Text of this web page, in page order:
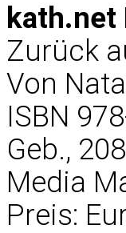
Zurück
Von
ISBN
Geb.,
Media
Preis: